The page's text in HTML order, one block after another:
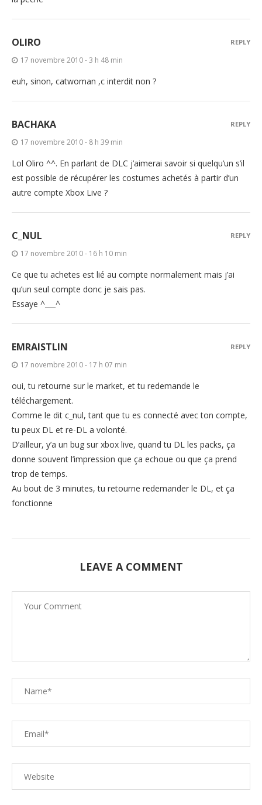
OLIRO
17 novembre 2010 - 3 h 48 min
euh, sinon, catwoman ,c interdit non ?
REPLY
BACHAKA
17 novembre 2010 - 8 h 39 min
Lol Oliro ^^. En parlant de DLC j’aimerai savoir si quelqu’un s’il
est possible de récupérer les costumes achetés à partir d’un
autre compte Xbox Live ?
REPLY
C_NUL
17 novembre 2010 - 16 h 10 min
Ce que tu achetes est lié au compte normalement mais j’ai
qu’un seul compte donc je sais pas.
Essaye ^___^
REPLY
EMRAISTLIN
17 novembre 2010 - 17 h 07 min
oui, tu retourne sur le market, et tu redemande le
téléchargement.
Comme le dit c_nul, tant que tu es connecté avec ton compte,
tu peux DL et re-DL a volonté.
D’ailleur, y’a un bug sur xbox live, quand tu DL les packs, ça
donne souvent l’impression que ça echoue ou que ça prend
trop de temps.
Au bout de 3 minutes, tu retourne redemander le DL, et ça
fonctionne
REPLY
LEAVE A COMMENT